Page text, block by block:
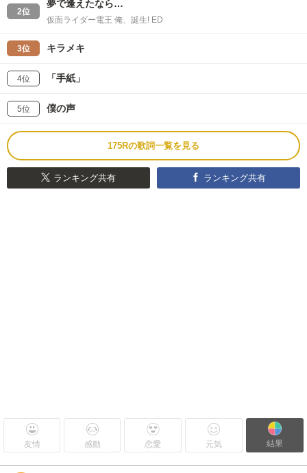
2位
夢で逢えたなら…
仮面ライダー電王 俺、誕生! ED
3位 キラメキ
4位 「手紙」
5位 僕の声
175Rの歌詞一覧を見る
ランキング共有 ランキング共有
友情 感動 恋愛 元気 結果